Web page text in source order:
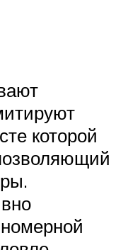
которой